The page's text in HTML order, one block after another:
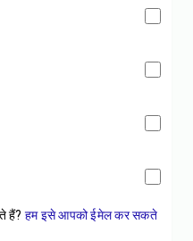
हैं? हम इसे आपको ईमेल कर सकते